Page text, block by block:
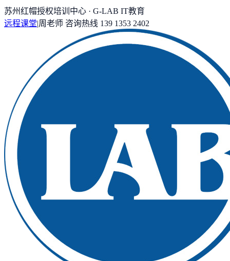
苏州红帽授权培训中心 · G-LAB IT教育
远程课堂|周老师 咨询热线 139 1353 2402